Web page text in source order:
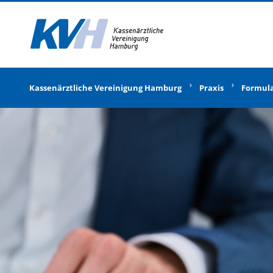
Kassenärztliche Vereinigung Hamburg Praxis